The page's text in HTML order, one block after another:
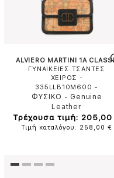
ALVIERO MARTINI 1A
ΓΥΝΑΙΚΕΙΕΣ ΤΣΑΝΤΕΣ
ΧΕΙΡΟΣ -
335LLB10M600 -
ΦΥΣΙΚΟ - Genuine
Leather
Τρέχουσα τιμή:
Τιμή καταλόγου: 258,00 €